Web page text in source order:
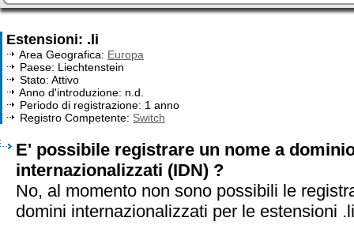
Estensioni: .li
Area Geografica: Europa
Paese: Liechtenstein
Stato: Attivo
Anno d'introduzione: n.d.
Periodo di registrazione: 1 anno
Registro Competente: Switch
E' possibile registrare un nome a
internazionalizzati (IDN) ?
No, al momento non sono possibili le
domini internazionalizzati per le estensioni .li